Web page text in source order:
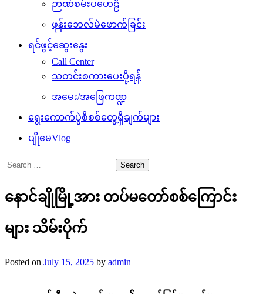
ဉာဏ်စမ်းပဟေဠိ
ဖုန်းဘေလ်မဲဖောက်ခြင်း
ရင်ဖွင့်ဆွေးနွေး
Call Center
သတင်းစကားပေးပို့ရန်
အမေး/အဖြေကဏ္ဍ
ရွေးကောက်ပွဲစိစစ်တွေ့ရှိချက်များ
ပျိုမေVlog
Search
for:
နောင်ချိုမြို့အား တပ်မတော်စစ်ကြောင်း
များ သိမ်းပိုက်
Posted on July 15, 2025 by admin